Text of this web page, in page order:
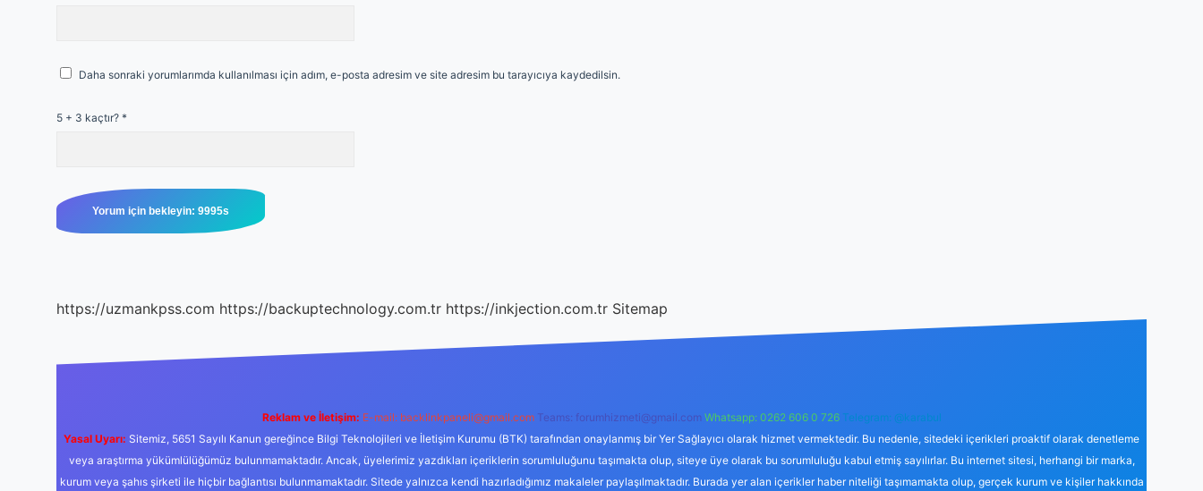
Daha sonraki yorumlarımda kullanılması için adım, e-posta adresim ve site adresim bu tarayıcıya kaydedilsin.
5 + 3 kaçtır? *
https://uzmankpss.com https://backuptechnology.com.tr https://inkjection.com.tr Sitemap
Reklam ve İletişim: E-mail: backlinkpaneli@gmail.com Teams: forumhizmeti@gmail.com Whatsapp: 0262 606 0 726 Telegram: @karabul
Yasal Uyarı: Sitemiz, 5651 Sayılı Kanun gereğince Bilgi Teknolojileri ve İletişim Kurumu (BTK) tarafından onaylanmış bir Yer Sağlayıcı olarak hizmet vermektedir. Bu nedenle, sitedeki içerikleri proaktif olarak denetleme
veya araştırma yükümlülüğümüz bulunmamaktadır. Ancak, üyelerimiz yazdıkları içeriklerin sorumluluğunu taşımakta olup, siteye üye olarak bu sorumluluğu kabul etmiş sayılırlar. Bu internet sitesi, herhangi bir marka,
kurum veya şahıs şirketi ile hiçbir bağlantısı bulunmamaktadır. Sitede yalnızca kendi hazırladığımız makaleler paylaşılmaktadır. Burada yer alan içerikler haber niteliği taşımamakta olup, gerçek kurum ve kişiler hakkında